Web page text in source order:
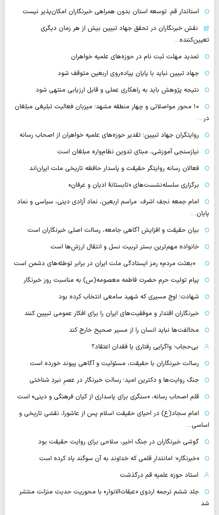
استاندار قم: توسعه استان بدون همراهی خبرنگاران امکان‌پذیر نیست
نقش خبرنگاران در تحقق جهاد تبیین بیش از هر زمان دیگری
تعیین‌کننده…
تمدید مهلت ثبت نام در حوزه‌های علمیه خواهران
جهاد تبیین نباید با پایان پیاده‌روی اربعین متوقف شود
نتیجه پژوهش باید به راهکاری عملی و قابل ارزیابی منتهی شود
۱۰ محور مواصلاتی و چهار منطقه مشهد؛ میزبان فعالیت تبلیغی مبلغان
در…
روایتگران جهاد تبیین؛ تقدیر حوزه‌های علمیه خواهران از اصحاب رسانه
نیازسنجی آموزشی، مبنای تدوین نظام‌واره مبلغان است
فعالان رسانه‌ روایتگر حقیقت و پاسدار حافظه تاریخی ملت ایران‌اند
برگزاری سلسله‌نشست‌های «تابستانهٔ ادیان و عرفان»
امام جمعه نجف اشرف: مراسم اربعین، نماد آزادی دینی، سیاسی و نماد
پایان…
بیان حقیقت و افزایش آگاهی جامعه، رسالت اصلی خبرنگاران است
خانواده مهم‌ترین بستر تربیت نسل و انتقال ارزش‌ها است
«بعثت مردم» رمز ایستادگی ملت ایران در برابر توطئه‌های دشمن است
پیام تولیت حرم حضرت فاطمه معصومه(س) به مناسبت روز خبرنگار
شهادت؛ اوج مسیری که شهید سامعی انتخاب کرده بود
خبرنگاران اقتدار و موفقیت‌های ایران را برای افکار عمومی تبیین کنند
مخالفت‌ها نباید انسان را از مسیر صحیح خارج کند
بی‌حجاب؛ واگرایی رفتاری یا فقدان اعتقاد؟
رسالت خبرنگاران با حقیقت، مسئولیت و آگاهی پیوند خورده است
جنگ روایت‌ها و دکترین امید؛ رسالتِ خبرنگار در عصرِ نبردِ شناختی
قلم اصحاب رسانه، «سنگری برای پاسداری از کیان فرهنگی و دینی» است
امام سجاد(ع) در احیای حقیقت اسلام پس از عاشورا، نقشی تاریخی و
اساسی…
گوشی خبرنگاران در جنگ اخیر، سلاحی برای روایت حقیقت بود
«خبرنگار»؛ امانتدارِ قلمی که خداوند به آن سوگند یاد کرده است
استاد حوزه علمیه قم درگذشت
جلد ششم ترجمه اردوی «عبقات‌الانوار» با محوریت حدیث منزلت منتشر
شد